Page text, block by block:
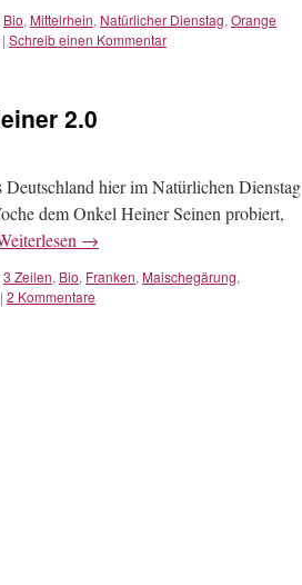
Bio, Mittelrhein, Natürlicher Dienstag, Orange
| Schreib einen Kommentar
2.0
hier im Natürlichen Dienstag
dem Onkel Heiner Seinen probiert,
→
3 Zeilen, Bio, Franken, Maischegärung,
| 2 Kommentare